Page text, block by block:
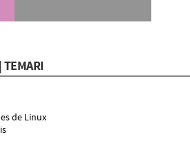
TEMARI
de Linux